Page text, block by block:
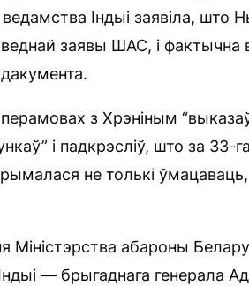
Індыі заявіла, што
заявы ШАС, і
дакумента.
з Хрэніным
і падкрэсліў, што за
не толькі ўмацаваць,
Міністэрства абароны
— брыгаднага генерала